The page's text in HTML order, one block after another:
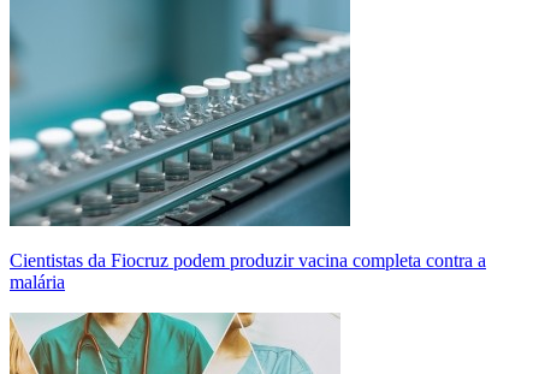
Cientistas da Fiocruz podem produzir vacina completa contra a
malária